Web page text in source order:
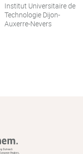
Institut Universitaire de
Technologie Dijon-
Auxerre-Nevers